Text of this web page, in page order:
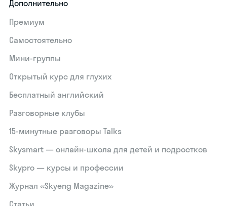
Дополнительно
Премиум
Самостоятельно
Мини-группы
Открытый курс для глухих
Бесплатный английский
Разговорные клубы
15‑минутные разговоры Talks
Skysmart — онлайн-школа для детей и подростков
Skypro — курсы и профессии
Журнал «Skyeng Magazine»
Статьи